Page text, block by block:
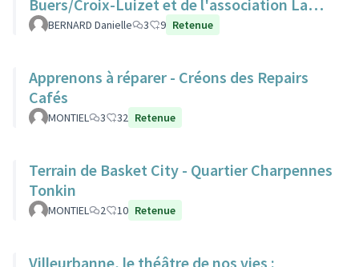
Buers/Croix-Luizet et de l'association La
Ville Edifiante
BERNARD Danielle 3 9 Retenue
Apprenons à réparer - Créons des Repairs
Cafés
MONTIEL 3 32 Retenue
Terrain de Basket City - Quartier Charpennes
Tonkin
MONTIEL 2 10 Retenue
Villeurbanne, le théâtre de nos vies :